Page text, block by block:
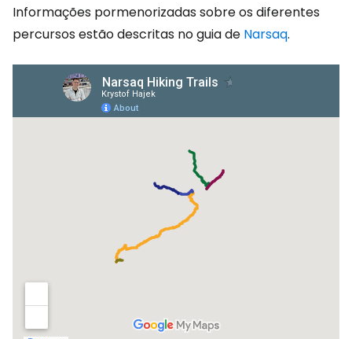
Informações pormenorizadas sobre os diferentes
percursos estão descritas no guia de Narsaq.